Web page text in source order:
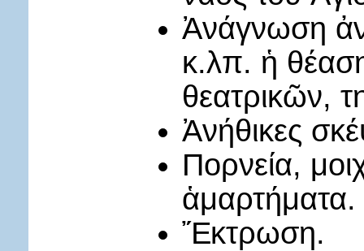
Ἀνάγνωση
κ.λπ. ἡ
θεατρικῶν,
Ἀνήθικες
Πορνεία,
ἁμαρτήματα.
Ἔκτρωση.